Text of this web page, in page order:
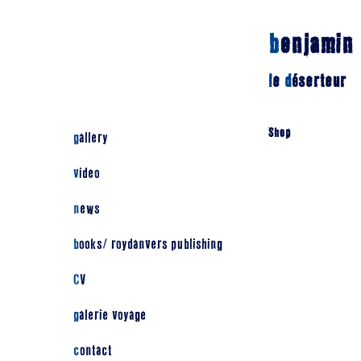
benjamin
le déserteur
gallery
video
news
books/ roydanvers publishing
CV
galerie voyage
contact
Shop